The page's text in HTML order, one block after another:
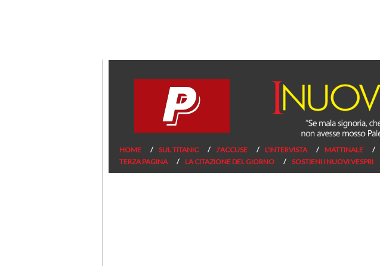
HOME SUL TITANIC J’ACCUSE L’INTERVISTA MATTINALE
TERZA PAGINA
LA CITAZIONE DEL GIORNO SOSTIENI I NUOVI VESPRI